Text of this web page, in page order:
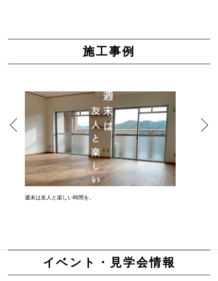
施工事例
週末は友人と楽しい時間を。
イベント・見学会情報